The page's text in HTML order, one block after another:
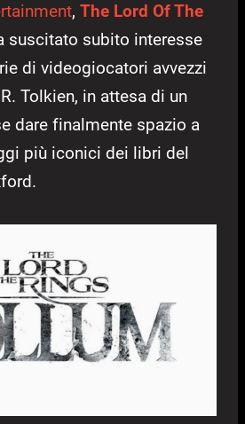
, The Lord Of The
suscitato subito interesse
di videogiocatori avvezzi
Tolkien, in attesa di un
dare finalmente spazio a
più iconici dei libri del